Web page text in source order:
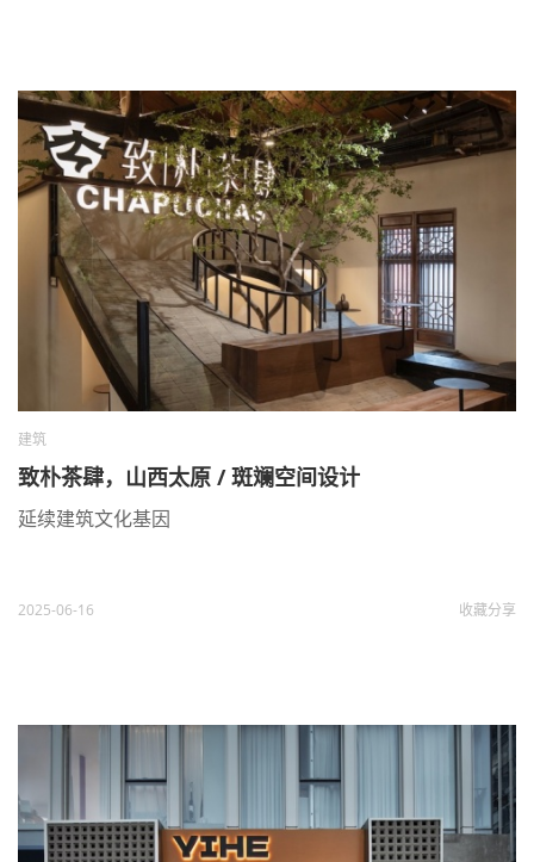
建筑
致朴茶肆，山西太原 / 斑斓空间设计
延续建筑文化基因
2025-06-16 收藏分享